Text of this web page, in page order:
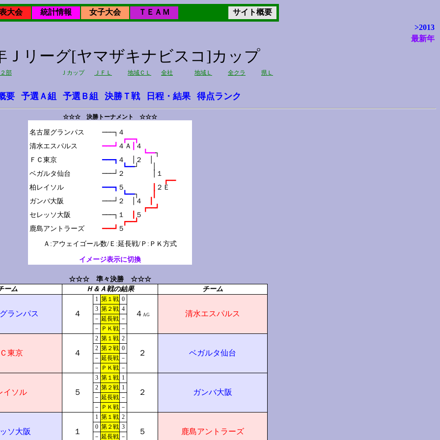
大会 統計情報 女子大会 ＴＥＡＭ
サイト概要
>2013
最新年
Ｊリーグ[ヤマザキナビスコ]カップ
２部 Ｊカップ ＪＦＬ 地域ＣＬ 全社 地域Ｌ 全クラ 県Ｌ
要 予選Ａ組 予選Ｂ組 決勝Ｔ戦 日程・結果 得点ランク
☆☆☆ 決勝トーナメント ☆☆☆
名古屋グランパス
清水エスパルス
ＦＣ東京
ベガルタ仙台
柏レイソル
ガンバ大阪
セレッソ大阪
───┐４
┏━━┓
━━━┛ ４Ａ
４
┗━━┐
━━━┓ ４　│２　│
┗━━┘　　│
───┘２　　　　│１
┏━━
━━━┓ ５
２Ｅ
┗━━┐
┃
───┘２　│４
┏━━┛
───┐１
５
┏━━┛
━━━┛ ５
Ａ:アウェイゴール数/Ｅ:延長戦/Ｐ:ＰＫ方式
イメージ表示に切換
☆☆☆ 準々決勝 ☆☆☆
ーム
Ｈ＆Ａ戦の結果 チーム
ランパス ４
1 第１戦 0
４ AG 清水エスパルス
3 第２戦 4
－ 延長戦 －
－
ＰＫ戦 －
東京 ４
2 第１戦 2
２ ベガルタ仙台
2 第２戦 0
－ 延長戦 －
－
ＰＫ戦 －
イソル ５
3 第１戦 1
２ ガンバ大阪
2 第２戦 1
－ 延長戦 －
－
ＰＫ戦 －
ソ大阪 １
1 第１戦 2
５ 鹿島アントラーズ
0 第２戦 3
－ 延長戦 －